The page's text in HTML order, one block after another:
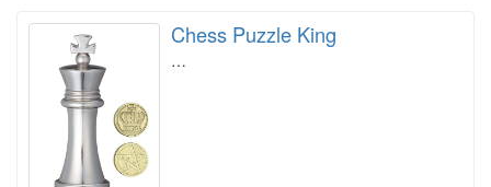
Chess Puzzle King
…